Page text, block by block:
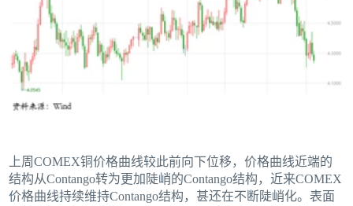
上周COMEX铜价格曲线较此前向下位移，价格曲线近端的
结构从Contango转为更加陡峭的Contango结构，近来COMEX
价格曲线持续维持Contango结构，甚还在不断陡峭化。表面